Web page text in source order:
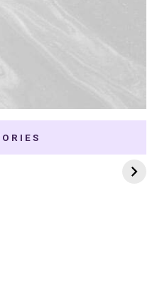
Thai Dramas com
First e Khaotung